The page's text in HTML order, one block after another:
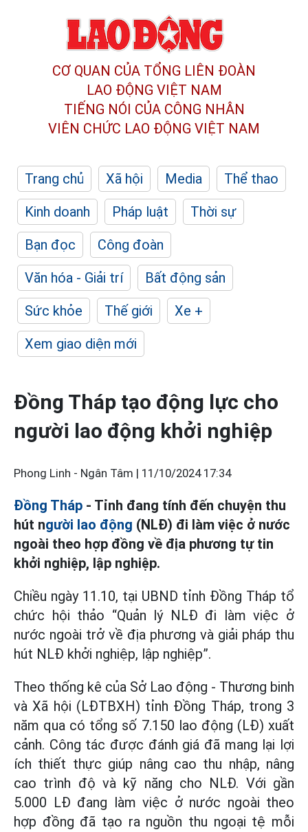
CƠ QUAN CỦA TỔNG LIÊN ĐOÀN
LAO ĐỘNG VIỆT NAM
TIẾNG NÓI CỦA CÔNG NHÂN
VIÊN CHỨC LAO ĐỘNG VIỆT NAM
Trang chủ Xã hội Media
Thể thao
Kinh doanh
Pháp luật
Thời sự
Bạn đọc
Công đoàn
Văn hóa - Giải trí
Bất động sản
Sức khỏe
Thế giới
Xe +
Xem giao diện mới
Đồng Tháp tạo động lực cho
người lao động khởi nghiệp
Phong Linh - Ngân Tâm | 11/10/2024 17:34
Đồng Tháp - Tỉnh đang tính đến chuyện thu
hút người lao động (NLĐ) đi làm việc ở nước
ngoài theo hợp đồng về địa phương tự tin
khởi nghiệp, lập nghiệp.
Chiều ngày 11.10, tại UBND tỉnh Đồng Tháp tổ
chức hội thảo “Quản lý NLĐ đi làm việc ở
nước ngoài trở về địa phương và giải pháp thu
hút NLĐ khởi nghiệp, lập nghiệp”.
Theo thống kê của Sở Lao động - Thương binh
và Xã hội (LĐTBXH) tỉnh Đồng Tháp, trong 3
năm qua có tổng số 7.150 lao động (LĐ) xuất
cảnh. Công tác được đánh giá đã mang lại lợi
ích thiết thực giúp nâng cao thu nhập, nâng
cao trình độ và kỹ năng cho NLĐ. Với gần
5.000 LĐ đang làm việc ở nước ngoài theo
hợp đồng đã tạo ra nguồn thu ngoại tệ mỗi